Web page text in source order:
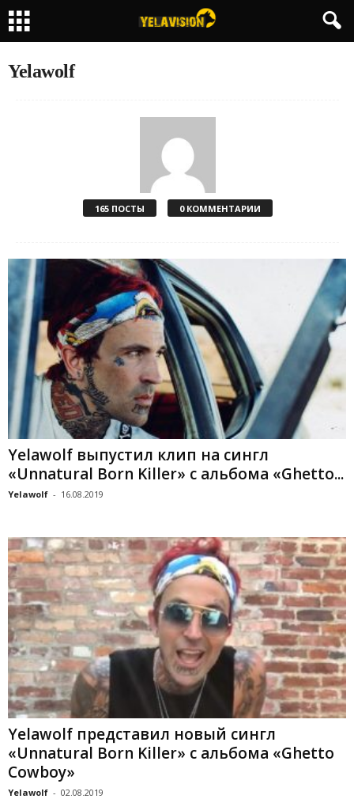
Yelawolf
165 ПОСТЫ 0 КОММЕНТАРИИ
Yelawolf выпустил клип на сингл
«Unnatural Born Killer» с альбома «Ghetto...
Yelawolf - 16.08.2019
Yelawolf представил новый сингл
«Unnatural Born Killer» с альбома «Ghetto
Cowboy»
Yelawolf - 02.08.2019